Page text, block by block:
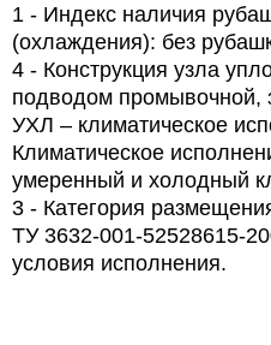
1 - Индекс наличия
(охлаждения): без
4 - Конструкция узла
подводом промывочной,
УХЛ – климатическое
Климатическое
умеренный и холодный
3 - Категория
ТУ 3632-001-52528615-
условия исполнения.